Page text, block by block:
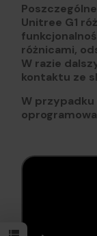
Unitree G1
różnicami,
W razie
kontaktu ze
W